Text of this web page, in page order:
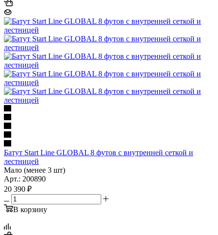
Батут Start Line GLOBAL 8 футов с внутренней сеткой и
лестницей
Мало (менее 3 шт)
Арт.: 200890
20 390 ₽
В корзину